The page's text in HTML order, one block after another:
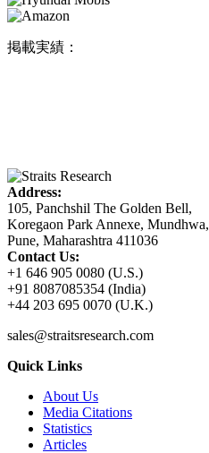
掲載実績：
Address:
105, Panchshil The Golden Bell,
Koregaon Park Annexe, Mundhwa,
Pune, Maharashtra 411036
Contact Us:
+1 646 905 0080 (U.S.)
+91 8087085354 (India)
+44 203 695 0070 (U.K.)
sales@straitsresearch.com
Quick Links
About Us
Media Citations
Statistics
Articles